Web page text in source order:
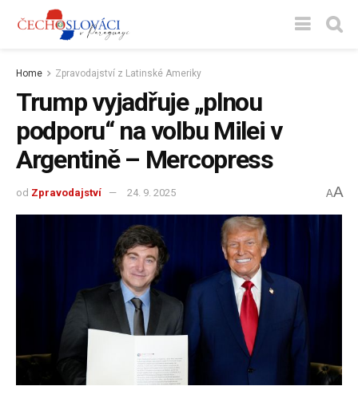
Home Zpravodajství z Latinské Ameriky
Trump vyjadřuje „plnou
podporu“ na volbu Milei v
Argentině – Mercopress
od Zpravodajství 24. 9. 2025 AA